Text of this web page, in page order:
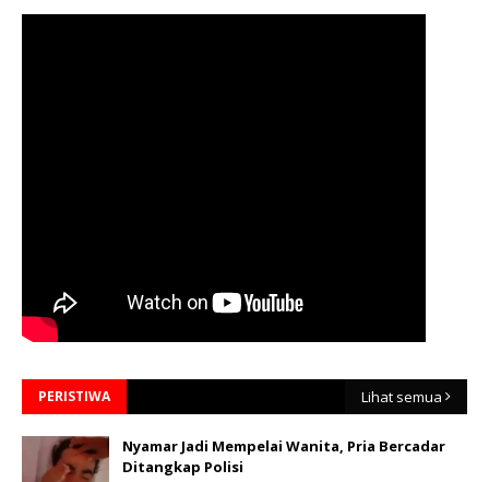
PERISTIWA Lihat semua
Nyamar Jadi Mempelai Wanita, Pria Bercadar
Ditangkap Polisi